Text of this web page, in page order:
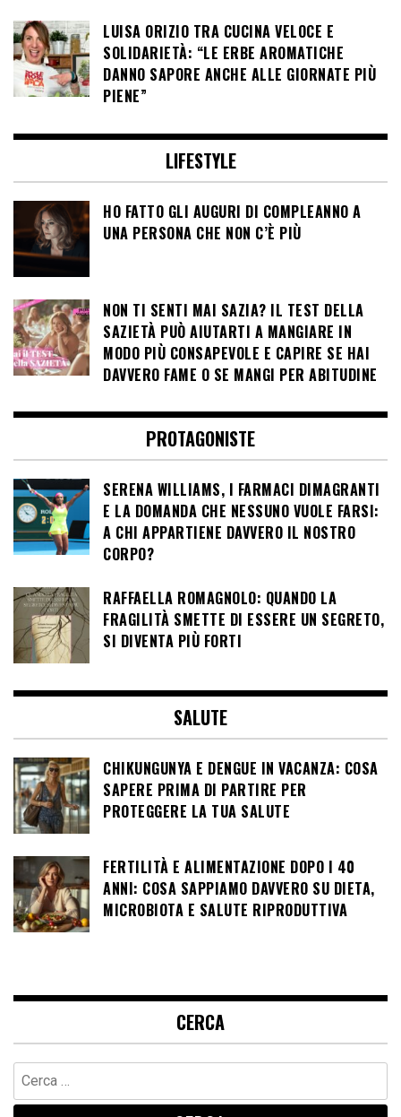
LUISA ORIZIO TRA CUCINA VELOCE E
SOLIDARIETÀ: “LE ERBE AROMATICHE
DANNO SAPORE ANCHE ALLE GIORNATE PIÙ
PIENE”
LIFESTYLE
HO FATTO GLI AUGURI DI COMPLEANNO A
UNA PERSONA CHE NON C’È PIÙ
NON TI SENTI MAI SAZIA? IL TEST DELLA
SAZIETÀ PUÒ AIUTARTI A MANGIARE IN
MODO PIÙ CONSAPEVOLE E CAPIRE SE HAI
DAVVERO FAME O SE MANGI PER ABITUDINE
PROTAGONISTE
SERENA WILLIAMS, I FARMACI DIMAGRANTI
E LA DOMANDA CHE NESSUNO VUOLE FARSI:
A CHI APPARTIENE DAVVERO IL NOSTRO
CORPO?
RAFFAELLA ROMAGNOLO: QUANDO LA
FRAGILITÀ SMETTE DI ESSERE UN SEGRETO,
SI DIVENTA PIÙ FORTI
SALUTE
CHIKUNGUNYA E DENGUE IN VACANZA: COSA
SAPERE PRIMA DI PARTIRE PER
PROTEGGERE LA TUA SALUTE
FERTILITÀ E ALIMENTAZIONE DOPO I 40
ANNI: COSA SAPPIAMO DAVVERO SU DIETA,
MICROBIOTA E SALUTE RIPRODUTTIVA
CERCA
Ricerca
per: